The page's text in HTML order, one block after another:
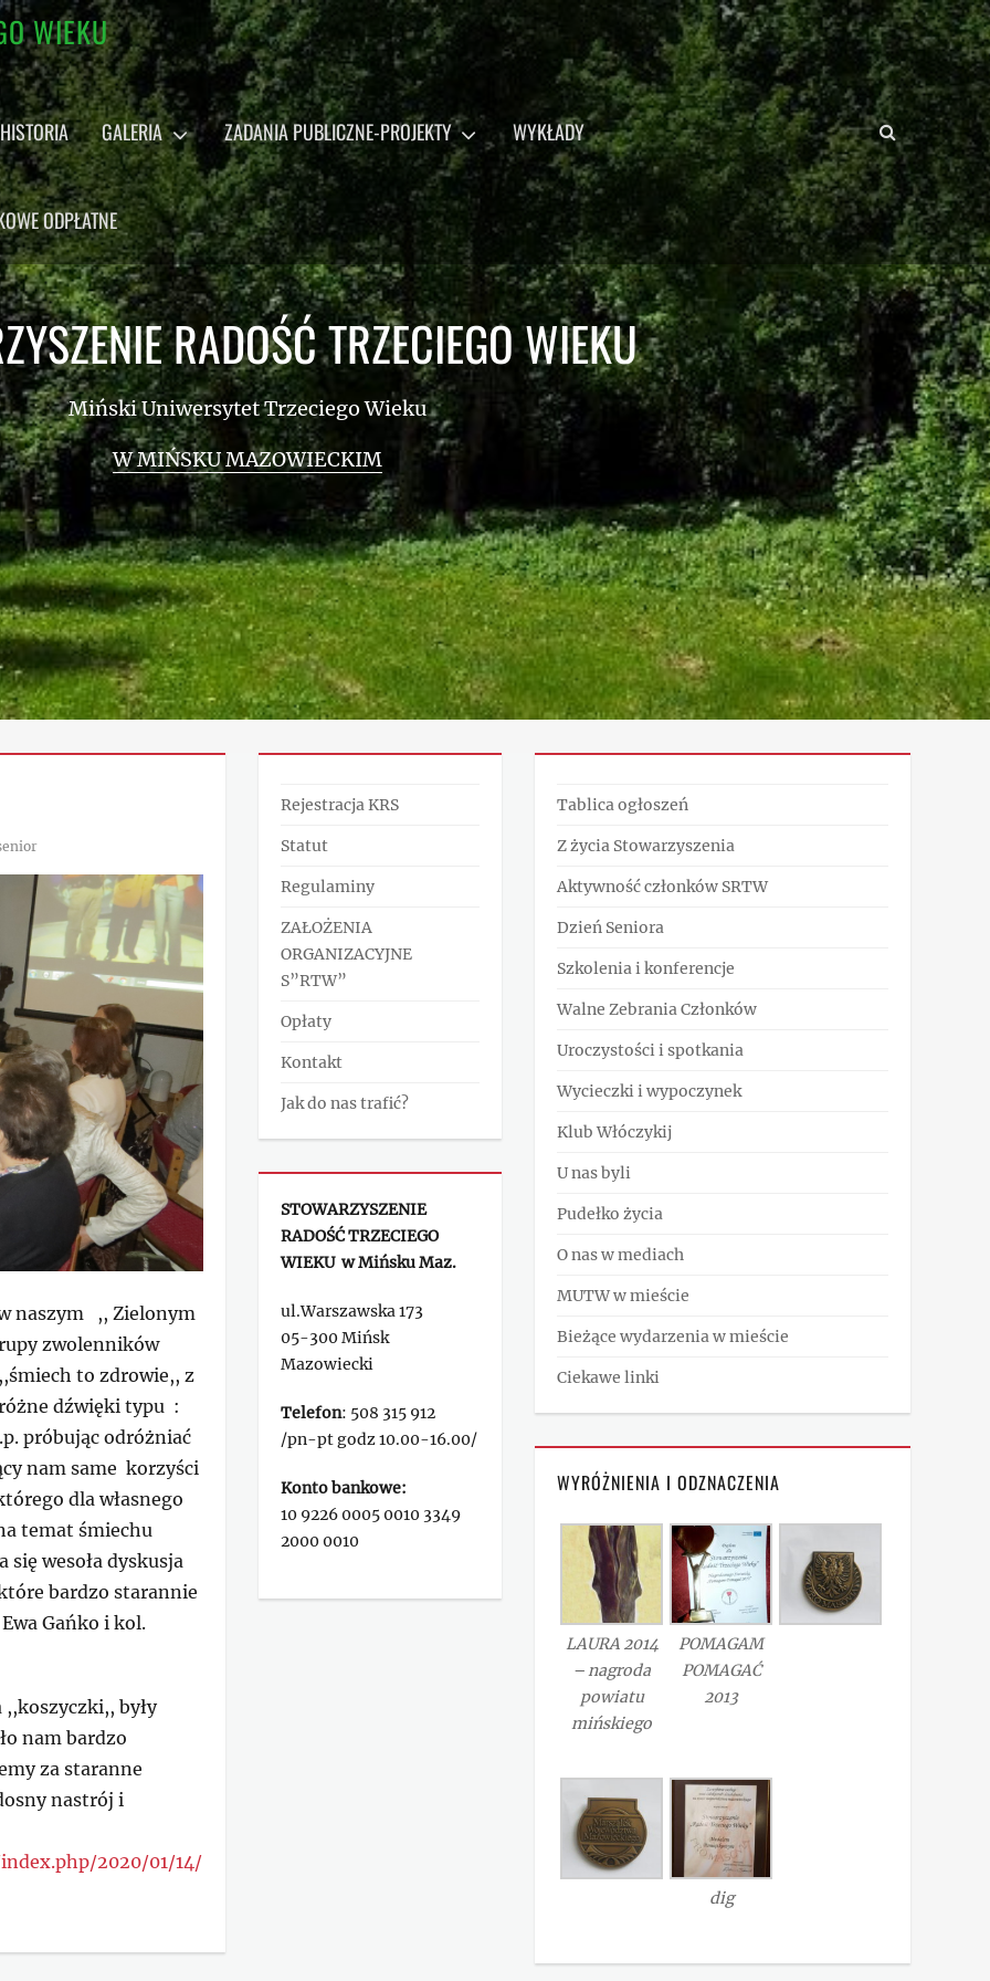
WIEKU
HISTORIA GALERIA ZADANIA PUBLICZNE-PROJEKTY WYKŁADY
ODPŁATNE
Search
RADOŚĆ TRZECIEGO WIEKU
Miński Uniwersytet Trzeciego Wieku
W MIŃSKU MAZOWIECKIM
w naszym ,, Zielonym
zwolenników
to zdrowie,, z
dźwięki typu :
próbując odróżniać
nam same korzyści
dla własnego
temat śmiechu
się wesoła dyskusja
bardzo starannie
Gańko i kol.
były
nam bardzo
za staranne
nastrój i
2020/01/14/
Rejestracja KRS
Statut
Regulaminy
ZAŁOŻENIA
ORGANIZACYJNE
S”RTW”
Opłaty
Kontakt
Jak do nas trafić?
STOWARZYSZENIE
RADOŚĆ TRZECIEGO
WIEKU w Mińsku Maz.
ul.Warszawska 173
05-300 Mińsk
Mazowiecki
Telefon: 508 315 912
/pn-pt godz 10.00-16.00/
Konto bankowe:
10 9226 0005 0010 3349
2000 0010
Tablica ogłoszeń
Z życia Stowarzyszenia
Aktywność członków SRTW
Dzień Seniora
Szkolenia i konferencje
Walne Zebrania Członków
Uroczystości i spotkania
Wycieczki i wypoczynek
Klub Włóczykij
U nas byli
Pudełko życia
O nas w mediach
MUTW w mieście
Bieżące wydarzenia w mieście
Ciekawe linki
WYRÓŻNIENIA I ODZNACZENIA
LAURA 2014
– nagroda
powiatu
mińskiego
POMAGAM
POMAGAĆ
2013
dig